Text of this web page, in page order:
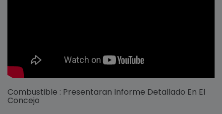
Combustible : Presentaran Informe Detallado En El
Concejo